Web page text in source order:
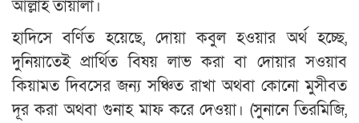
আল্লাহ তায়ালা।
হাদিসে বর্ণিত হয়েছে, দোয়া কবুল হওয়ার অর্থ হচ্ছে,
দুনিয়াতেই প্রার্থিত বিষয় লাভ করা বা দোয়ার সওয়াব
কিয়ামত দিবসের জন্য সঞ্চিত রাখা অথবা কোনো মুসীবত
দূর করা অথবা গুনাহ মাফ করে দেওয়া। (সুনানে তিরমিজি,